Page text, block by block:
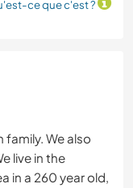
ce que c'est ?
family. We also
live in the
in a 260 year old,